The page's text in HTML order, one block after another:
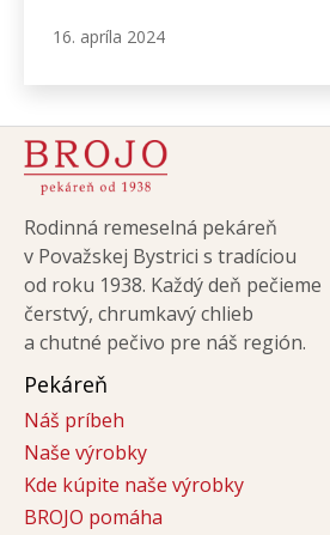
16. apríla 2024
Rodinná remeselná pekáreň
v Považskej Bystrici s tradíciou
od roku 1938. Každý deň pečieme
čerstvý, chrumkavý chlieb
a chutné pečivo pre náš región.
Pekáreň
Náš príbeh
Naše výrobky
Kde kúpite naše výrobky
BROJO pomáha